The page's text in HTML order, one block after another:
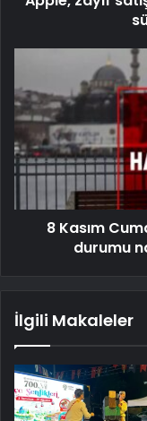
8 Kasım
durumu
İlgili Makaleler